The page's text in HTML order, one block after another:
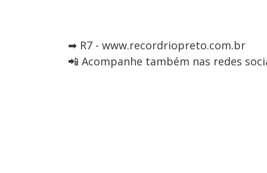
➡ R7 - www.recordriopreto.com.br
📲 Acompanhe também nas redes